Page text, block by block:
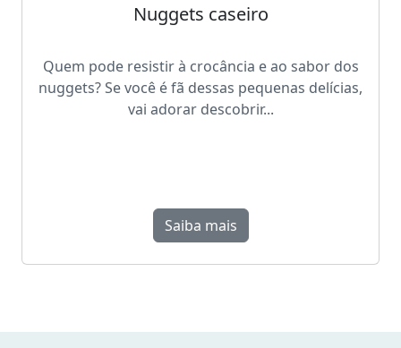
Nuggets caseiro
Quem pode resistir à crocância e ao sabor dos
nuggets? Se você é fã dessas pequenas delícias,
vai adorar descobrir...
Saiba mais